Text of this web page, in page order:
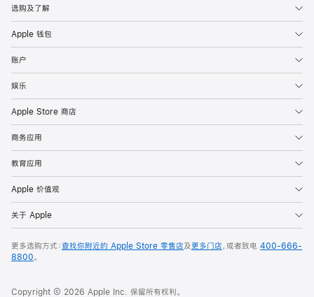
选购及了解
Apple 钱包
账户
娱乐
Apple Store 商店
商务应用
教育应用
Apple 价值观
关于 Apple
更多选购方式：查找你附近的 Apple Store 零售店及更多门店，或者致电 400-666-
8800。
Copyright © 2026 Apple Inc. 保留所有权利。